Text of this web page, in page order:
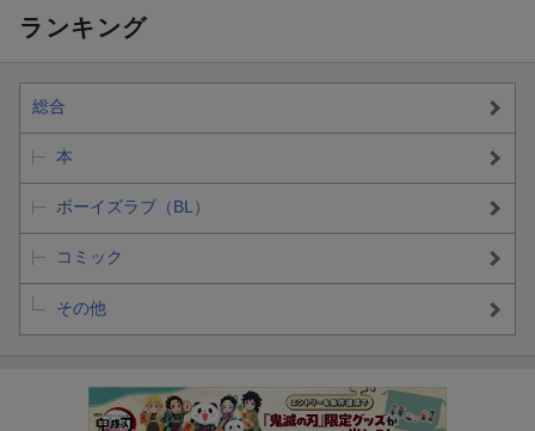
ランキング
総合
本
ボーイズラブ（BL）
コミック
その他